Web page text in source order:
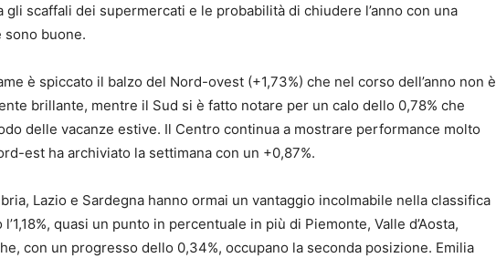
scaffali dei supermercati e le probabilità di chiudere l’anno con una
buone.
è spiccato il balzo del Nord-ovest (+1,73%) che nel corso dell’anno non è
brillante, mentre il Sud si è fatto notare per un calo dello 0,78% che
delle vacanze estive. Il Centro continua a mostrare performance molto
est ha archiviato la settimana con un +0,87%.
Lazio e Sardegna hanno ormai un vantaggio incolmabile nella classifica
quasi un punto in percentuale in più di Piemonte, Valle d’Aosta,
con un progresso dello 0,34%, occupano la seconda posizione. Emilia